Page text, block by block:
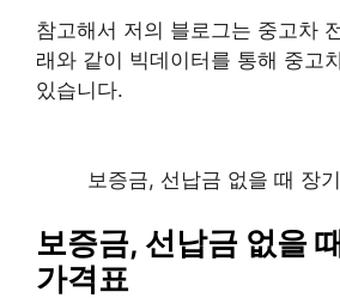
참고해서 저의 블로그는 중고차
래와 같이 빅데이터를 통해 중고
있습니다.
보증금, 선납금 없을 때 장
보증금, 선납금 없을
가격표